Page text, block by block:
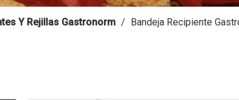
Y Rejillas Gastronorm / Bandeja Recipiente